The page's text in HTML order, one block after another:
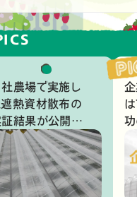
農場で実施し
熱資材散布の
結果が公開さ
した